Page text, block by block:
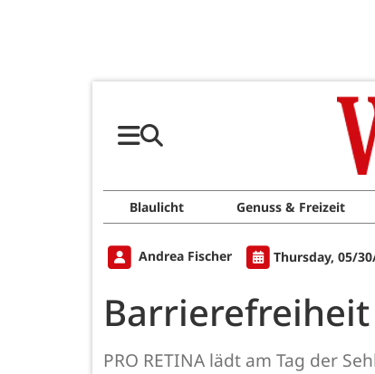
Blaulicht Genuss & Freizeit
Andrea Fischer Thursday, 05/
PRO RETINA lädt am Tag der